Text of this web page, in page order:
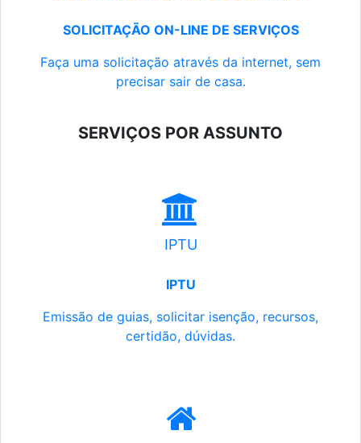
SOLICITAÇÃO ON-LINE DE SERVIÇOS
Faça uma solicitação através da internet, sem
precisar sair de casa.
SERVIÇOS POR ASSUNTO
IPTU
IPTU
Emissão de guias, solicitar isenção, recursos,
certidão, dúvidas.